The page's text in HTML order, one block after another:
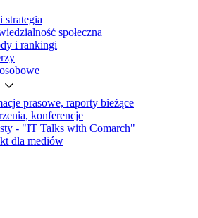
strategia
społeczna
i rankingi
prasowe, raporty bieżące
konferencje
- "IT Talks with Comarch"
dla mediów